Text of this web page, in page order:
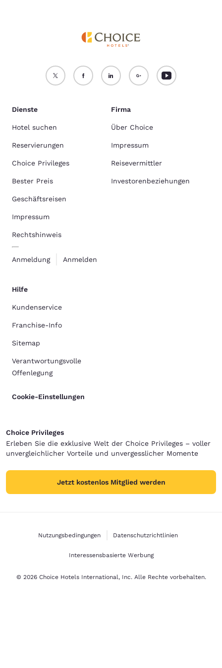
Dienste
Hotel suchen
Reservierungen
Choice Privileges
Bester Preis
Geschäftsreisen
Impressum
Rechtshinweis
Anmeldung Anmelden
Firma
Über Choice
Impressum
Reisevermittler
Investorenbeziehungen
Hilfe
Kundenservice
Franchise-Info
Sitemap
Verantwortungsvolle
Offenlegung
Cookie-Einstellungen
Choice Privileges
Erleben Sie die exklusive Welt der Choice Privileges – voller
unvergleichlicher Vorteile und unvergesslicher Momente
Jetzt kostenlos Mitglied werden
Nutzungsbedingungen Datenschutzrichtlinien
Interessensbasierte Werbung
© 2026 Choice Hotels International, Inc. Alle Rechte vorbehalten.